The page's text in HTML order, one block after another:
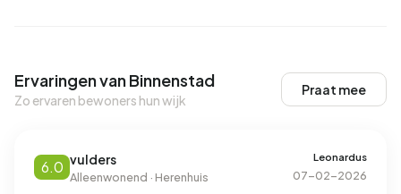
Ervaringen van Binnenstad
Zo ervaren bewoners hun wijk
Praat mee
6.0 vulders
Alleenwonend · Herenhuis
Leonardus
07-02-2026